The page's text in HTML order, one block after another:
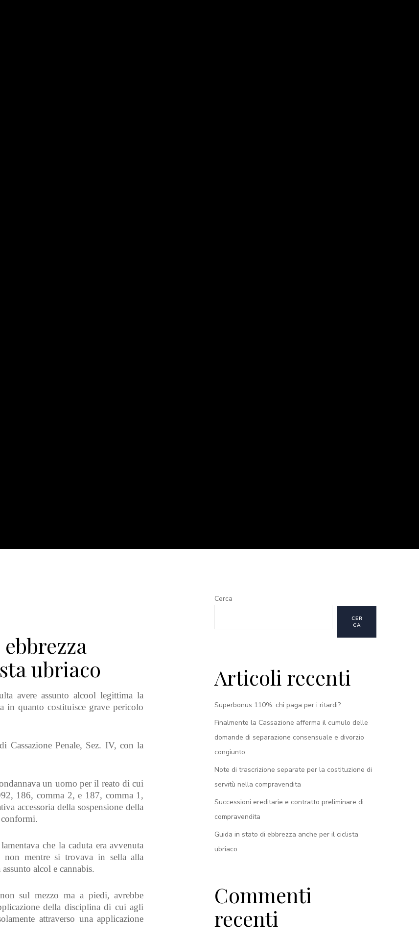
ubriaco
avere assunto alcool legittima la
in quanto costituisce grave pericolo
Cassazione Penale, Sez. IV, con la
un uomo per il reato di cui
186, comma 2, e 187, comma 1,
accessoria della sospensione della
conformi.
che la caduta era avvenuta
non mentre si trovava in sella alla
alcol e cannabis.
sul mezzo ma a piedi, avrebbe
della disciplina di cui agli
attraverso una applicazione
Cerca
CER
CA
Articoli recenti
Superbonus 110%: chi paga per i ritardi?
Finalmente la Cassazione afferma il cumulo delle
domande di separazione consensuale e divorzio
congiunto
Note di trascrizione separate per la costituzione di
servitù nella compravendita
Successioni ereditarie e contratto preliminare di
compravendita
Guida in stato di ebbrezza anche per il ciclista
ubriaco
Commenti
recenti